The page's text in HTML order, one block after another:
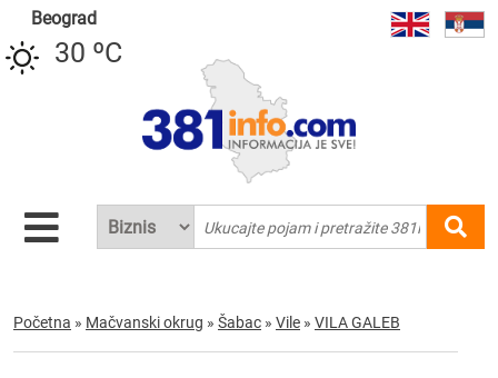
Beograd
30 ºC
Početna » Mačvanski okrug » Šabac » Vile » VILA GALEB